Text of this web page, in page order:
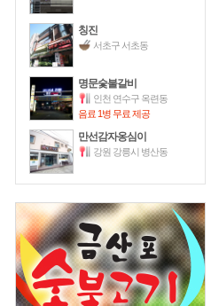
칭진
서초구 서초동
명문숯불갈비
인천 연수구 옥련동
음료 1병 무료 제공
만선감자옹심이
강원 강릉시 병산동